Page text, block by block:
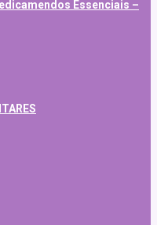
Essenciais –